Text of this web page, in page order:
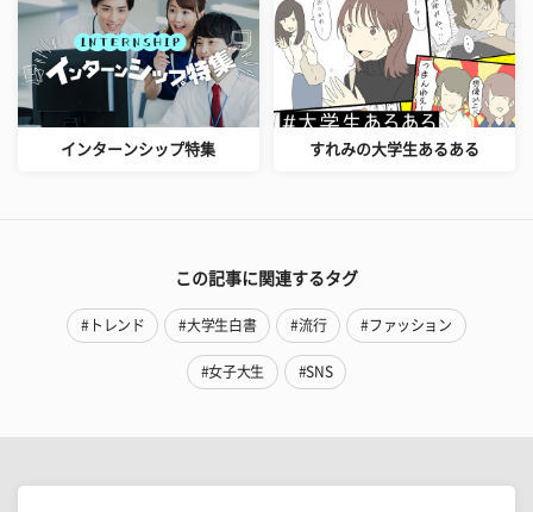
インターンシップ特集 すれみの大学生あるある
この記事に関連するタグ
#トレンド #大学生白書 #流行 #ファッション
#女子大生 #SNS